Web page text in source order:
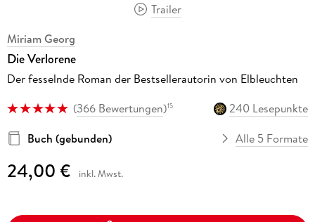
Trailer
Miriam Georg
Die Verlorene
Der fesselnde Roman der Bestsellerautorin von Elbleuchten
(366 Bewertungen)15
240 Lesepunkte
Buch (gebunden)
Alle 5 Formate
24,00 € inkl. Mwst.